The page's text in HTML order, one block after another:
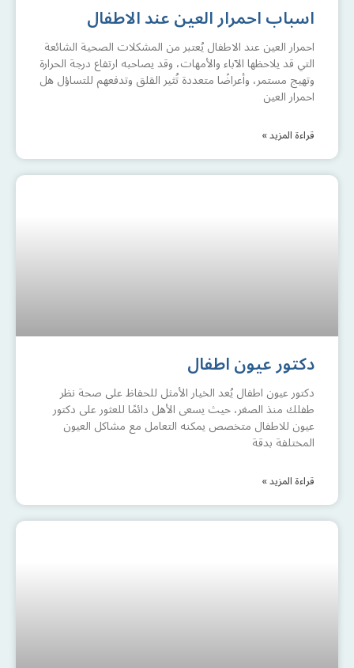
اسباب احمرار العين عند الاطفال
احمرار العين عند الاطفال يُعتبر من المشكلات الصحية الشائعة
التي قد يلاحظها الآباء والأمهات، وقد يصاحبه ارتفاع درجة الحرارة
وتهيج مستمر، وأعراضًا متعددة تُثير القلق وتدفعهم للتساؤل هل
احمرار العين
قراءة المزيد »
دكتور عيون اطفال
دكتور عيون اطفال يُعد الخيار الأمثل للحفاظ على صحة نظر
طفلك منذ الصغر، حيث يسعى الأهل دائمًا للعثور على دكتور
عيون للاطفال متخصص يمكنه التعامل مع مشاكل العيون
المختلفة بدقة
قراءة المزيد »